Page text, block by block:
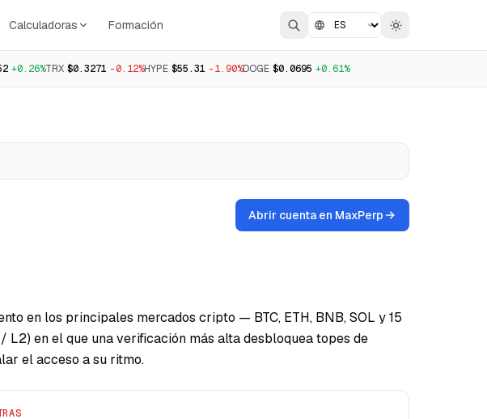
Calculadoras Formación
+0.26%TRX $0.3271 -0.12%HYPE $55.31 -1.90%DOGE $0.0695 +0.61%
Abrir cuenta en MaxPerp
en los principales mercados cripto — BTC, ETH, BNB, SOL y 15
L2) en el que una verificación más alta desbloquea topes de
el acceso a su ritmo.